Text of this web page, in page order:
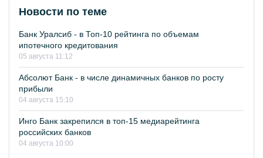
Новости по теме
Банк Уралсиб - в Топ-10 рейтинга по объемам
ипотечного кредитования
05 августа 11:12
Абсолют Банк - в числе динамичных банков по росту
прибыли
04 августа 15:10
Инго Банк закрепился в топ-15 медиарейтинга
российских банков
04 августа 10:00